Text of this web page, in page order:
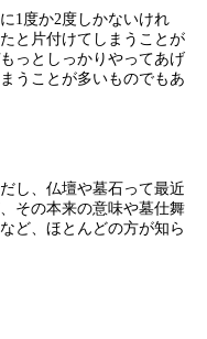
1度か2度しかないけれ
と片付けてしまうことが
っとしっかりやってあげ
うことが多いものでもあ
し、仏壇や墓石って最近
その本来の意味や墓仕舞
ど、ほとんどの方が知ら